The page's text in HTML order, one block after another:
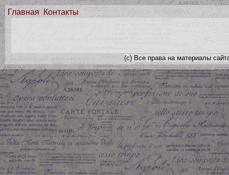
Главная Контакты
(с) Все права на материалы